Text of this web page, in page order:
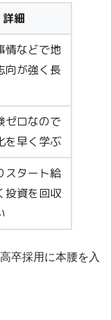
詳細
情などで地
向が強く長
ゼロなので
を早く学ぶ
スタート給
投資を回収
卒採用に本腰を入